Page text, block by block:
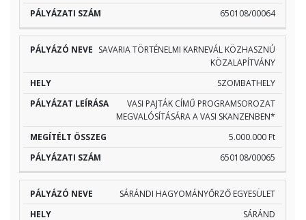
650108/00064
SAVARIA TÖRTÉNELMI KARNEVÁL KÖZHASZNÚ
KÖZALAPÍTVÁNY
SZOMBATHELY
VASI PAJTÁK CÍMŰ PROGRAMSOROZAT
MEGVALÓSÍTÁSÁRA A VASI SKANZENBEN*
5.000.000 Ft
650108/00065
SÁRÁNDI HAGYOMÁNYŐRZŐ EGYESÜLET
SÁRÁND